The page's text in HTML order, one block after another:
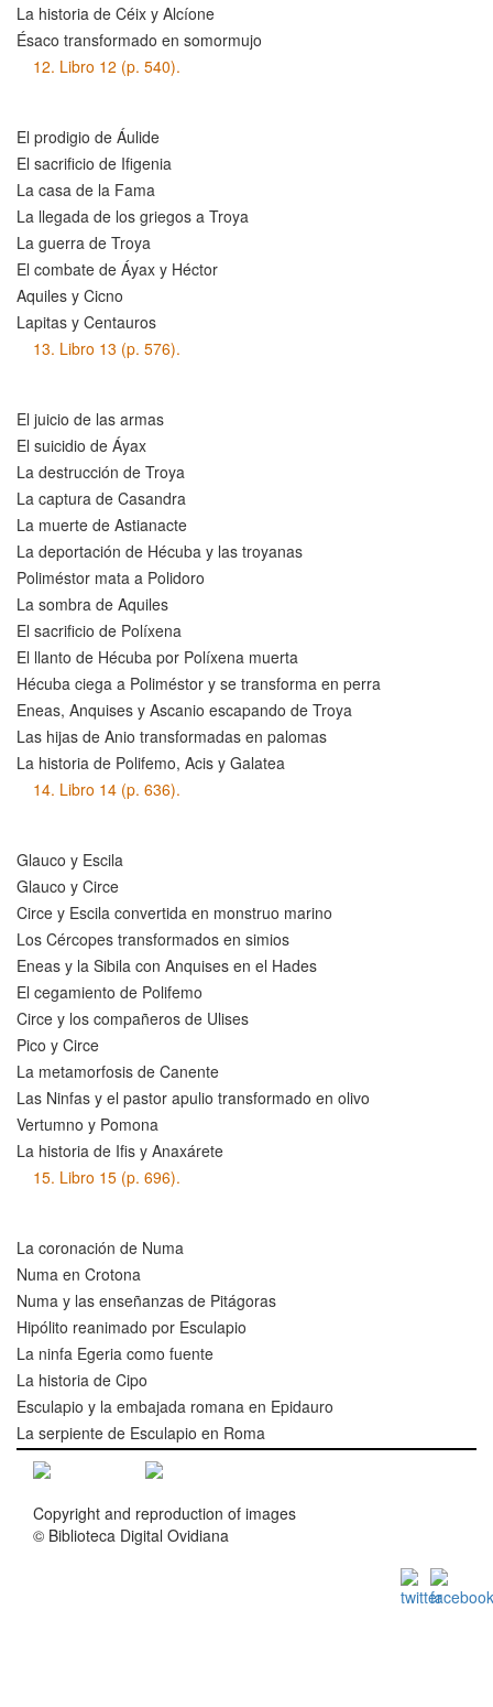
La historia de Céix y Alcíone
Ésaco transformado en somormujo
12. Libro 12 (p. 540).
El prodigio de Áulide
El sacrificio de Ifigenia
La casa de la Fama
La llegada de los griegos a Troya
La guerra de Troya
El combate de Áyax y Héctor
Aquiles y Cicno
Lapitas y Centauros
13. Libro 13 (p. 576).
El juicio de las armas
El suicidio de Áyax
La destrucción de Troya
La captura de Casandra
La muerte de Astianacte
La deportación de Hécuba y las troyanas
Poliméstor mata a Polidoro
La sombra de Aquiles
El sacrificio de Políxena
El llanto de Hécuba por Políxena muerta
Hécuba ciega a Poliméstor y se transforma en perra
Eneas, Anquises y Ascanio escapando de Troya
Las hijas de Anio transformadas en palomas
La historia de Polifemo, Acis y Galatea
14. Libro 14 (p. 636).
Glauco y Escila
Glauco y Circe
Circe y Escila convertida en monstruo marino
Los Cércopes transformados en simios
Eneas y la Sibila con Anquises en el Hades
El cegamiento de Polifemo
Circe y los compañeros de Ulises
Pico y Circe
La metamorfosis de Canente
Las Ninfas y el pastor apulio transformado en olivo
Vertumno y Pomona
La historia de Ifis y Anaxárete
15. Libro 15 (p. 696).
La coronación de Numa
Numa en Crotona
Numa y las enseñanzas de Pitágoras
Hipólito reanimado por Esculapio
La ninfa Egeria como fuente
La historia de Cipo
Esculapio y la embajada romana en Epidauro
La serpiente de Esculapio en Roma
Copyright and reproduction of images
© Biblioteca Digital Ovidiana